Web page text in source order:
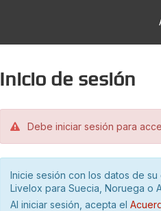
Inicio de sesión
Debe iniciar sesión para
Inicie sesión con los datos de
Livelox para Suecia, Noruega o
Al iniciar sesión, acepta el